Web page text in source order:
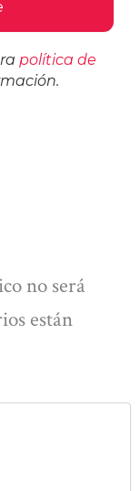
política de
no será
están